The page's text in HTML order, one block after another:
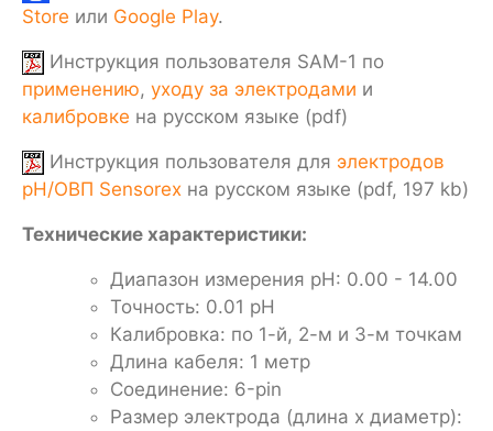
Store или Google Play.
Инструкция пользователя SAM-1 по
применению, уходу за электродами и
калибровке на русском языке (pdf)
Инструкция пользователя для электродов
pH/ОВП Sensorex на русском языке (pdf, 197 kb)
Технические характеристики:
Диапазон измерения pH: 0.00 - 14.00
Точность: 0.01 pH
Калибровка: по 1-й, 2-м и 3-м точкам
Длина кабеля: 1 метр
Соединение: 6-pin
Размер электрода (длина х диаметр):